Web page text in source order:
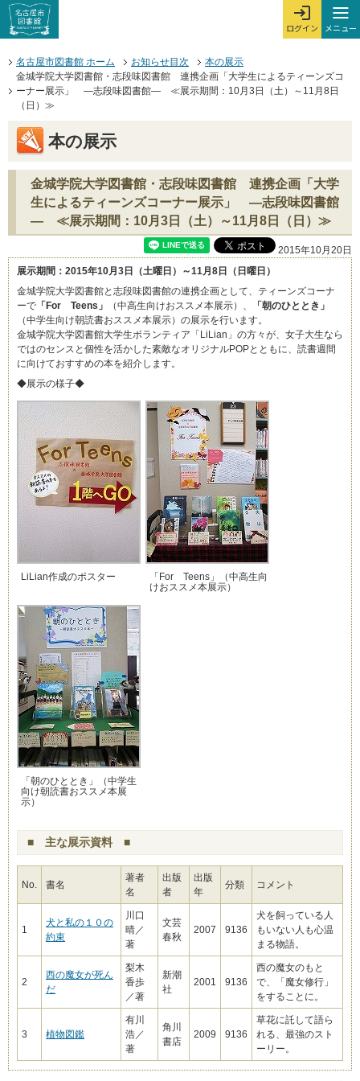
ページの先頭です。
本文へジャンプする。
ここからサイト内共通メニューです。
サイト内共通メニューをスキップする
ログイン
ログインを開
メニュー
メ
サイト内共通メニューここまで。
名古屋市図書館 ホーム
お知らせ目次
本の展示
金城学院大学図書館・志段味図書館 連携企画「大学生によるティーンズコ
ーナー展示」 ―志段味図書館― ≪展示期間：10月3日（土）～11月8日
（日）≫
本の展示
金城学院大学図書館・志段味図書館 連携企画「大学
生によるティーンズコーナー展示」 ―志段味図書館
― ≪展示期間：10月3日（土）～11月8日（日）≫
2015年10月20日
展示期間：2015年10月3日（土曜日）～11月8日（日曜日）
金城学院大学図書館と志段味図書館の連携企画として、ティーンズコーナ
ーで 「For Teens」 （中高生向けおススメ本展示）、
「朝のひととき」
（中学生向け朝読書おススメ本展示）の展示を行います。
金城学院大学図書館大学生ボランティア「LiLian」の方々が、女子大生なら
ではのセンスと個性を活かした素敵なオリジナルPOPとともに、読書週間
に向けておすすめの本を紹介します。
◆展示の様子◆
LiLian作成のポスター
「For Teens」（中高生向
けおススメ本展示）
「朝のひととき」（中学生
向け朝読書おススメ本展
示）
■ 主な展示資料 ■
No. 書名
著者
名
出版
者
出版
年
分類 コメント
1
犬と私の１０の
約束
川口
晴／
著
文芸
春秋
2007 9136
犬を飼っている人
もいない人も心温
まる物語。
2
西の魔女が死ん
だ
梨木
香歩
／著
新潮
社
2001 9136
西の魔女のもと
で、「魔女修行」
をすることに。
3 植物図鑑
有川
浩／
著
角川
書店
2009 9136
草花に託して語ら
れる、最強のスト
ーリー。